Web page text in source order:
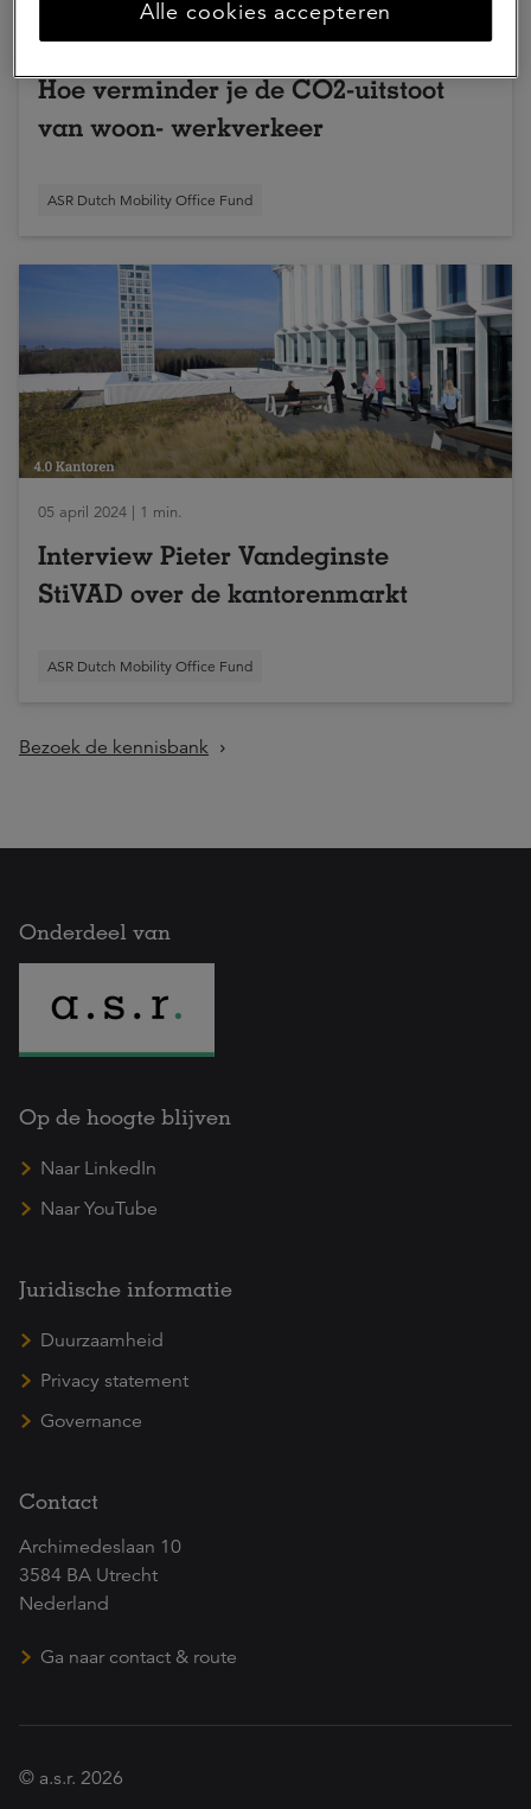
30 juli 2024 | 5 min.
Hoe verminder je de CO2-uitstoot
van woon- werkverkeer
ASR Dutch Mobility Office Fund
05 april 2024 | 1 min.
Interview Pieter Vandeginste
StiVAD over de kantorenmarkt
ASR Dutch Mobility Office Fund
Bezoek de kennisbank
Onderdeel van
Op de hoogte blijven
Naar LinkedIn
Naar YouTube
Juridische informatie
Duurzaamheid
Privacy statement
Governance
Contact
Archimedeslaan 10
3584 BA Utrecht
Nederland
Ga naar contact & route
© a.s.r. 2026
Alle cookies accepteren